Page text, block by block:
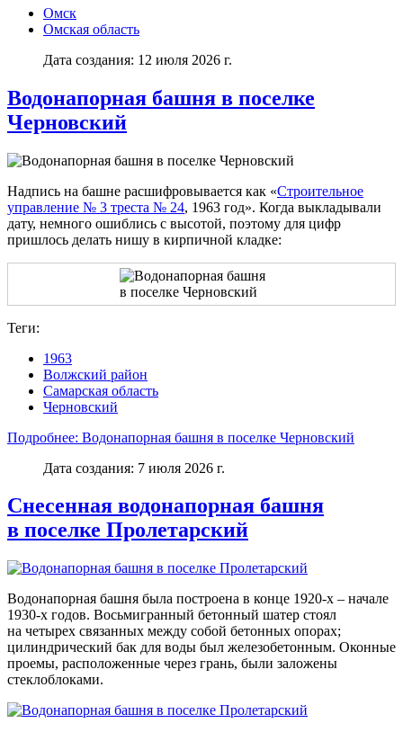
Омск
Омская область
Дата создания: 12 июля 2026 г.
Водонапорная башня в поселке
Черновский
Надпись на башне расшифровывается как «Строительное
управление № 3 треста № 24, 1963 год». Когда выкладывали
дату, немного ошиблись с высотой, поэтому для цифр
пришлось делать нишу в кирпичной кладке:
Теги:
1963
Волжский район
Самарская область
Черновский
Подробнее: Водонапорная башня в поселке Черновский
Дата создания: 7 июля 2026 г.
Снесенная водонапорная башня
в поселке Пролетарский
Водонапорная башня была построена в конце 1920-х – начале
1930-х годов. Восьмигранный бетонный шатер стоял
на четырех связанных между собой бетонных опорах;
цилиндрический бак для воды был железобетонным. Оконные
проемы, расположенные через грань, были заложены
стеклоблоками.